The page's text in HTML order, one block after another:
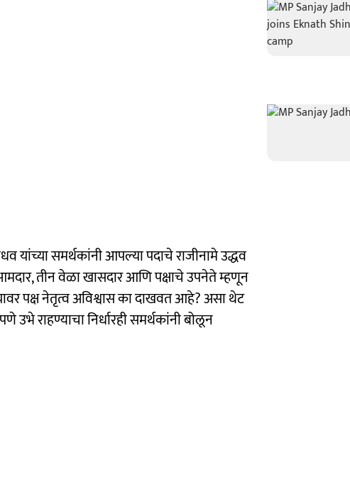
यांच्या समर्थकांनी आपल्या पदाचे राजीनामे उद्धव
तीन वेळा खासदार आणि पक्षाचे उपनेते म्हणून
पक्ष नेतृत्व अविश्वास का दाखवत आहे? असा थेट
राहण्याचा निर्धारही समर्थकांनी बोलून